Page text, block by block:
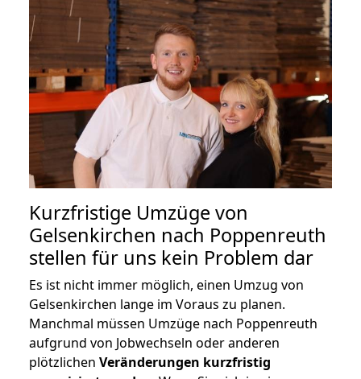
Kurzfristige Umzüge von
Gelsenkirchen nach Poppenreuth
stellen für uns kein Problem dar
Es ist nicht immer möglich, einen Umzug von
Gelsenkirchen lange im Voraus zu planen.
Manchmal müssen Umzüge nach Poppenreuth
aufgrund von Jobwechseln oder anderen
plötzlichen Veränderungen kurzfristig